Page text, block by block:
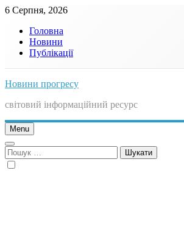
Skip
content
6 Серпня, 2026
Головна
Новини
Публікації
Новини прогресу
світовий інформаційний ресурс
Menu
Пошук: